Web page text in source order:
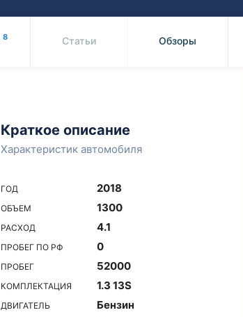
8 Статьи Обзоры
Краткое описание
Характеристик автомобиля
ГОД 2018
ОБЪЕМ 1300
РАСХОД 4.1
ПРОБЕГ ПО РФ 0
ПРОБЕГ 52000
КОМПЛЕКТАЦИЯ 1.3 13S
ДВИГАТЕЛЬ Бензин